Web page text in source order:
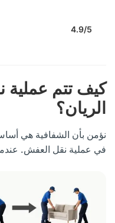
4.9/5
كيف تتم
الريان؟
نؤمن بأن الشفافية هي
في عملية نقل العفش.